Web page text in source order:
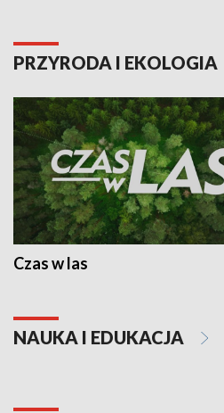
PRZYRODA I EKOLOGIA
Czas w las
NAUKA I EDUKACJA